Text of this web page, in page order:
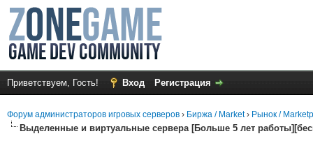
Приветствуем, Гость! Вход Регистрация
Форум администраторов игровых серверов › Биржа / Market› Рынок /
Выделенные и виртуальные сервера [Больше 5 лет